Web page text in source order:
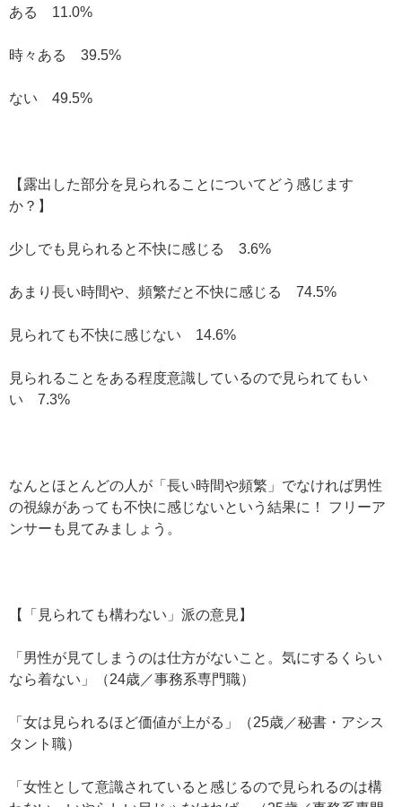
ある 11.0%
時々ある 39.5%
ない 49.5%
【露出した部分を見られることについてどう感じます
か？】
少しでも見られると不快に感じる 3.6%
あまり長い時間や、頻繁だと不快に感じる 74.5%
見られても不快に感じない 14.6%
見られることをある程度意識しているので見られてもい
い 7.3%
なんとほとんどの人が「長い時間や頻繁」でなければ男性
の視線があっても不快に感じないという結果に！ フリーア
ンサーも見てみましょう。
【「見られても構わない」派の意見】
「男性が見てしまうのは仕方がないこと。気にするくらい
なら着ない」（24歳／事務系専門職）
「女は見られるほど価値が上がる」（25歳／秘書・アシス
タント職）
「女性として意識されていると感じるので見られるのは構